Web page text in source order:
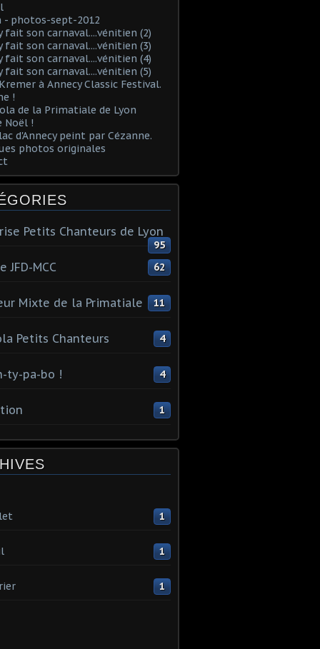
- photos-sept-2012
fait son carnaval....vénitien (2)
fait son carnaval....vénitien (3)
fait son carnaval....vénitien (4)
fait son carnaval....vénitien (5)
à Annecy Classic Festival.
!
de la Primatiale de Lyon
Noël !
d'Annecy peint par Cézanne.
photos originales
Petits Chanteurs de Lyon
95
JFD-MCC 62
Mixte de la Primatiale 11
Petits Chanteurs 4
ty-pa-bo ! 4
1
1
1
1